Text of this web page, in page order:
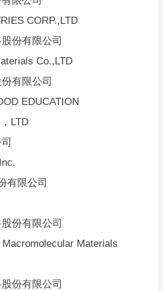
CORP.,LTD
份有限公司
Co.,LTD
有限公司
EDUCATION
LTD
有限公司
份有限公司
Materials
份有限公司